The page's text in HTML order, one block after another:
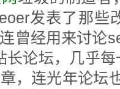
发表了那些
曾经用来讨论
长论坛，几乎
，连光年论坛